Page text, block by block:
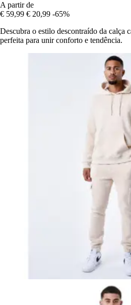
A partir de
€ 59,99 € 20,99 -65%
Descubra o estilo descontraído da calça
perfeita para unir conforto e tendência.